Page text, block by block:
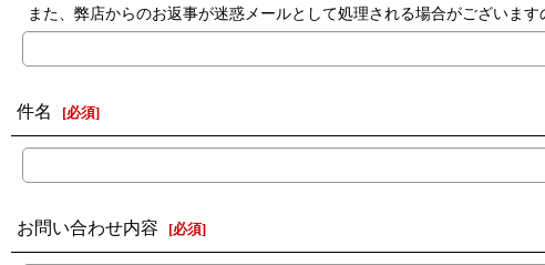
また、弊店からのお返事が迷惑メールとして処理される場合がございま
件名 [必須]
お問い合わせ内容 [必須]